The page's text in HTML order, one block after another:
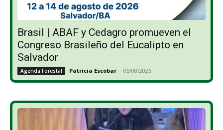
Brasil | ABAF y Cedagro promueven el
Congreso Brasileño del Eucalipto en
Salvador
Agenda Forestal Patricia Escobar - 05/08/2026